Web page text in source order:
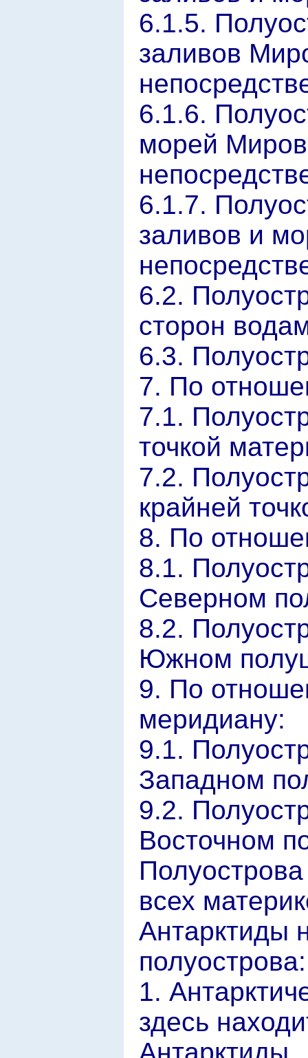
6.1.5.
заливов
6.1.6.
морей
6.1.7.
заливов и
6.2.
сторон
6.3.
7. По
7.1.
точкой
7.2.
крайней
8. По
8.1.
Северном
8.2.
Южном
9. По
меридиану:
9.1.
Западном
9.2.
Восточном
всех
Антарктиды
полуострова:
1.
здесь
Антарктиды.